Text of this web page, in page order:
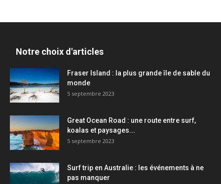
Notre choix d'articles
Fraser Island : la plus grande île de sable du
monde
5 septembre 2023
Great Ocean Road : une route entre surf,
koalas et paysages...
5 septembre 2023
Surf trip en Australie : les événements à ne
pas manquer